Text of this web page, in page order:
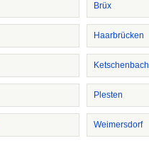
Brüx
Haarbrücken
Ketschenbach
Plesten
Weimersdorf